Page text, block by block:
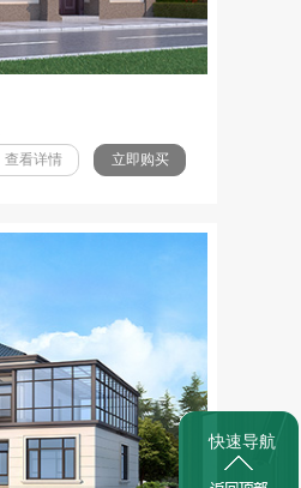
查看详情 立即购买
快速导航